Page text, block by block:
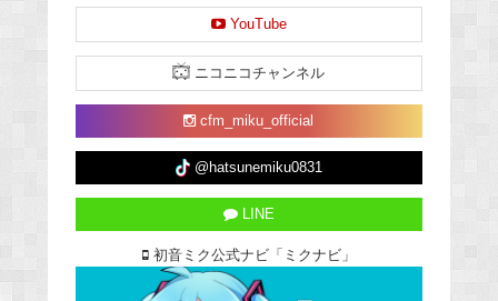
YouTube
ニコニコチャンネル
cfm_miku_official
@hatsunemiku0831
LINE
初音ミク公式ナビ「ミクナビ」